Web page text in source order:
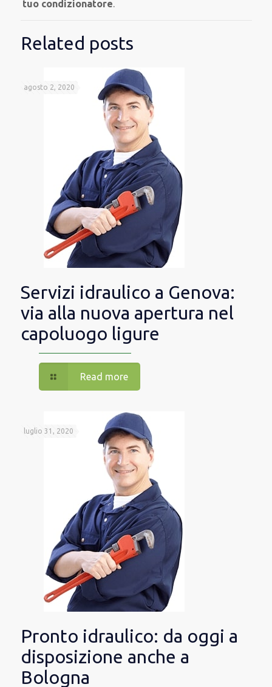
tuo condizionatore.
Related posts
agosto 2, 2020
Servizi idraulico a Genova:
via alla nuova apertura nel
capoluogo ligure
Read more
luglio 31, 2020
Pronto idraulico: da oggi a
disposizione anche a
Bologna